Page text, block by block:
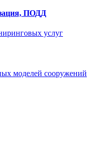
ПОДД
услуг
моделей сооружений